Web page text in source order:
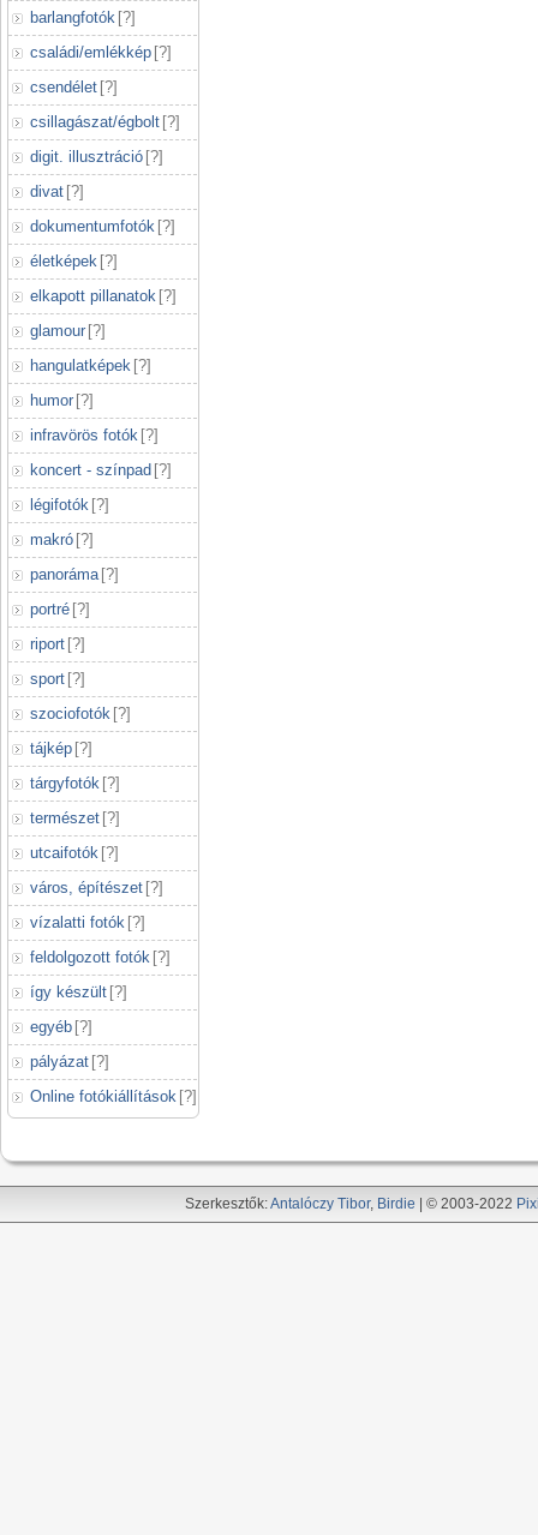
barlangfotók [?]
családi/emlékkép [?]
csendélet [?]
csillagászat/égbolt [?]
digit. illusztráció [?]
divat [?]
dokumentumfotók [?]
életképek [?]
elkapott pillanatok [?]
glamour [?]
hangulatképek [?]
humor [?]
infravörös fotók [?]
koncert - színpad [?]
légifotók [?]
makró [?]
panoráma [?]
portré [?]
riport [?]
sport [?]
szociofotók [?]
tájkép [?]
tárgyfotók [?]
természet [?]
utcaifotók [?]
város, építészet [?]
vízalatti fotók [?]
feldolgozott fotók [?]
így készült [?]
egyéb [?]
pályázat [?]
Online fotókiállítások [?]
Szerkesztők:Antalóczy Tibor, Birdie | © 2003-2022